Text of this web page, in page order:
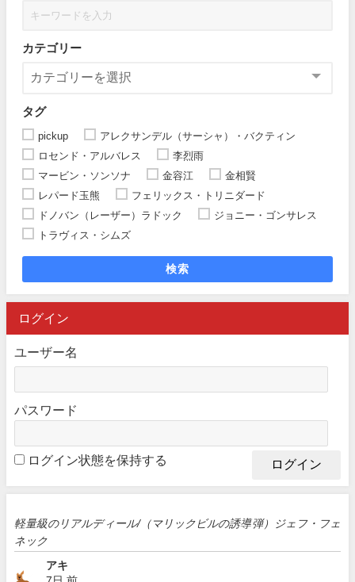
カテゴリー
タグ
pickup
アレクサンデル（サーシャ）・バクティン
ロセンド・アルバレス
李烈雨
マービン・ソンソナ
金容江
金相賢
レパード玉熊
フェリックス・トリニダード
ドノバン（レーザー）ラドック
ジョニー・ゴンサレス
トラヴィス・シムズ
検索
ログイン
ユーザー名
パスワード
ログイン状態を保持する
軽量級のリアルディール/（マリックビルの誘導弾）ジェフ・フェ
ネック
アキ